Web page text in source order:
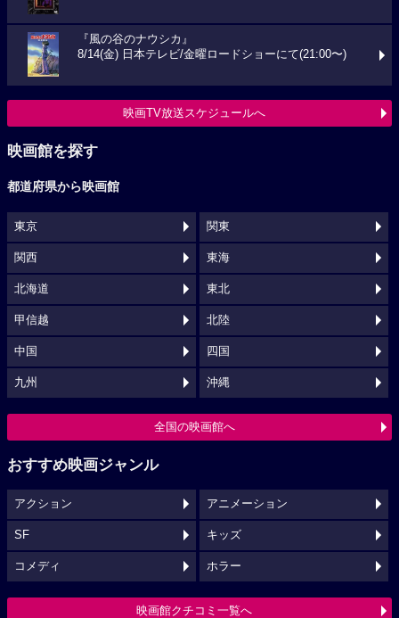
『風の谷のナウシカ』
8/14(金) 日本テレビ/金曜ロードショーにて(21:00〜)
映画TV放送スケジュールへ
映画館を探す
都道府県から映画館
東京 関東
関西 東海
北海道 東北
甲信越 北陸
中国 四国
九州 沖縄
全国の映画館へ
おすすめ映画ジャンル
アクション アニメーション
SF キッズ
コメディ ホラー
映画館クチコミ一覧へ